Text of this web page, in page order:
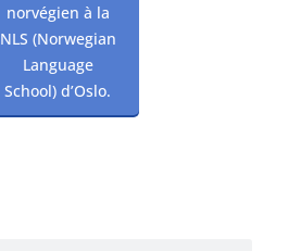
norvégien à la
NLS (Norwegian
Language
School) d’Oslo.